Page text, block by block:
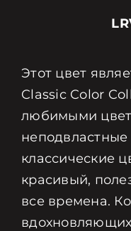
Этот цвет
Classic Color
любимыми
классические
красивый,
все времена.